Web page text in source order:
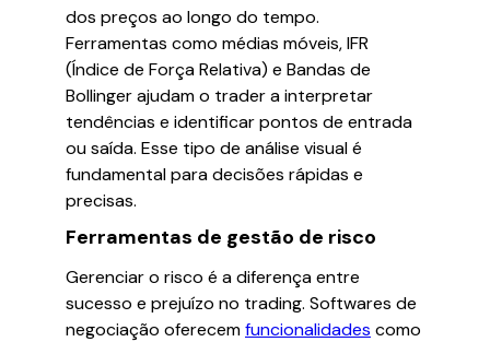
dos preços ao longo do tempo.
Ferramentas como médias móveis, IFR
(Índice de Força Relativa) e Bandas de
Bollinger ajudam o trader a interpretar
tendências e identificar pontos de entrada
ou saída. Esse tipo de análise visual é
fundamental para decisões rápidas e
precisas.
Ferramentas de gestão de risco
Gerenciar o risco é a diferença entre
sucesso e prejuízo no trading. Softwares de
negociação oferecemfuncionalidades como